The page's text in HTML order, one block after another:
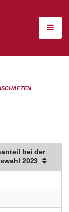
bei der
2023